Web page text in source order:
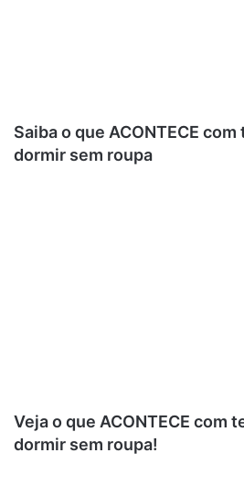
Saiba o que ACONTECE
dormir sem roupa
Veja o que ACONTECE com
dormir sem roupa!